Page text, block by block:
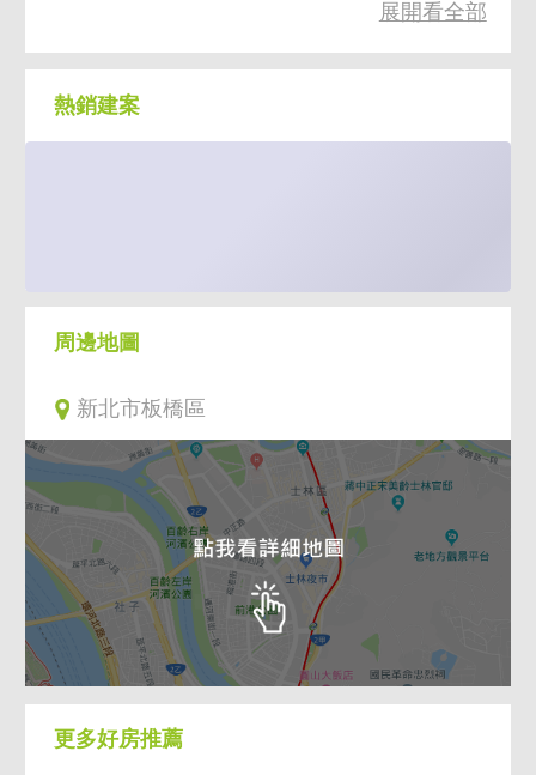
近美廉社板橋大智店，近華傳綜合大藥局
電話：02-88666788
有限公司】經紀人洪浩庭(106)北市經証字第
02454號
台北市士林區忠誠路一段87號1樓
展開看全部
熱銷建案
周邊地圖
新北市板橋區
更多好房推薦